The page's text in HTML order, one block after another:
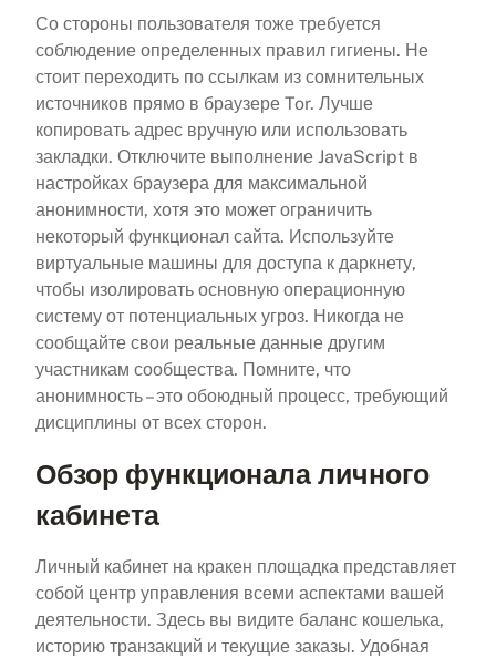
Со стороны пользователя тоже требуется
соблюдение определенных правил гигиены. Не
стоит переходить по ссылкам из сомнительных
источников прямо в браузере Tor. Лучше
копировать адрес вручную или использовать
закладки. Отключите выполнение JavaScript в
настройках браузера для максимальной
анонимности, хотя это может ограничить
некоторый функционал сайта. Используйте
виртуальные машины для доступа к даркнету,
чтобы изолировать основную операционную
систему от потенциальных угроз. Никогда не
сообщайте свои реальные данные другим
участникам сообщества. Помните, что
анонимность – это обоюдный процесс, требующий
дисциплины от всех сторон.
Обзор функционала личного
кабинета
Личный кабинет на кракен площадка представляет
собой центр управления всеми аспектами вашей
деятельности. Здесь вы видите баланс кошелька,
историю транзакций и текущие заказы. Удобная